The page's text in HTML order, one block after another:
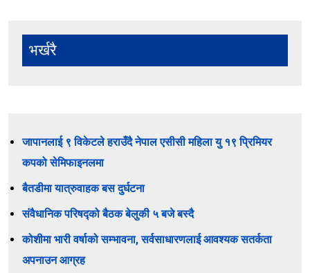
भर्खरै
जापानलाई ९ विकेटले हराउँदै नेपाल एसीसी महिला यु १९ प्रिमियर
कपको सेमिफाइनलमा
बैतडीमा यात्रुवाहक बस दुर्घटना
संवैधानिक परिषद्को बैठक बेलुकी ५ बजे बस्दै
कोशीमा भारी वर्षाको सम्भावना, सर्वसाधारणलाई आवश्यक सतर्कता
अपनाउन आग्रह